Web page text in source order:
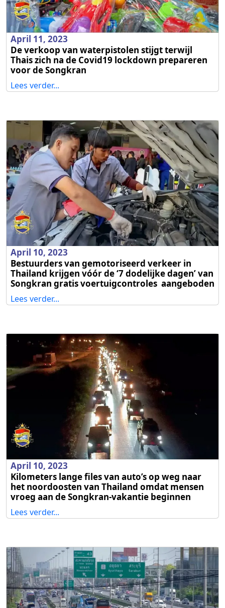
April 11, 2023
De verkoop van waterpistolen stijgt terwijl
Thais zich na de Covid19 lockdown prepareren
voor de Songkran
Lees verder...
April 10, 2023
Bestuurders van gemotoriseerd verkeer in
Thailand krijgen vóór de ‘7 dodelijke dagen’ van
Songkran gratis voertuigcontroles aangeboden
Lees verder...
April 10, 2023
Kilometers lange files van auto’s op weg naar
het noordoosten van Thailand omdat mensen
vroeg aan de Songkran-vakantie beginnen
Lees verder...